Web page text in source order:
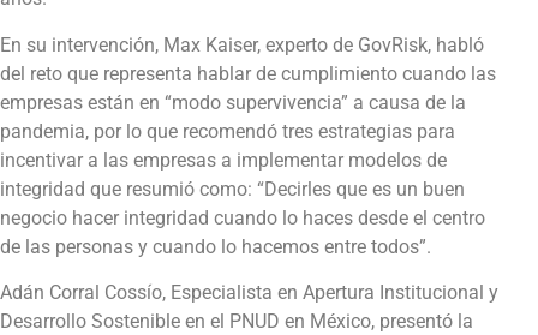
En su intervención, Max Kaiser, experto de GovRisk, habló
del reto que representa hablar de cumplimiento cuando las
empresas están en “modo supervivencia” a causa de la
pandemia, por lo que recomendó tres estrategias para
incentivar a las empresas a implementar modelos de
integridad que resumió como: “Decirles que es un buen
negocio hacer integridad cuando lo haces desde el centro
de las personas y cuando lo hacemos entre todos”.
Adán Corral Cossío, Especialista en Apertura Institucional y
Desarrollo Sostenible en el PNUD en México, presentó la